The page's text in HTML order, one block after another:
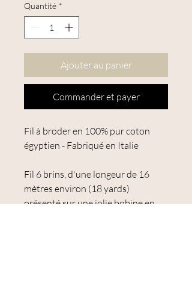
Quantité *
Ajouter au panier
Commander et payer
Fil à broder en 100% pur coton
égyptien - Fabriqué en Italie
Fil 6 brins, d'une longeur de 16
mètres environ (18 yards)
présenté sur une jolie bobine en